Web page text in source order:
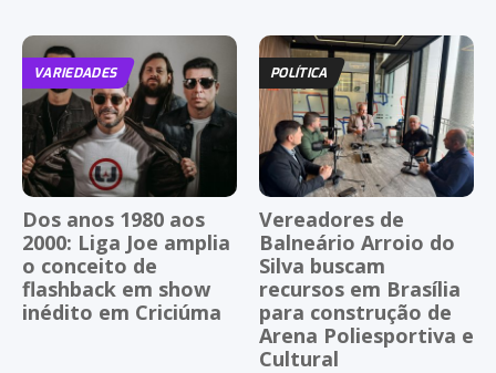
VARIEDADES
Dos anos 1980 aos
2000: Liga Joe amplia
o conceito de
flashback em show
inédito em Criciúma
POLÍTICA
Vereadores de
Balneário Arroio do
Silva buscam
recursos em Brasília
para construção de
Arena Poliesportiva e
Cultural